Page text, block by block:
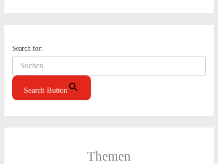
Search for:
Search Button
Themen